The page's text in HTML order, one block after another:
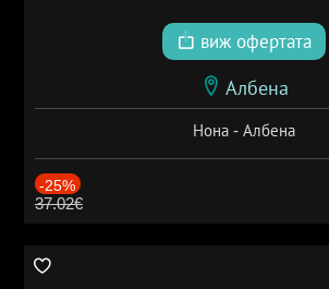
виж офертата
Албена
Нона - Албена
-25%
37.02€